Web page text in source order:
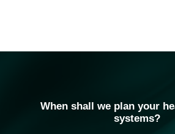
When shall we plan your
systems?